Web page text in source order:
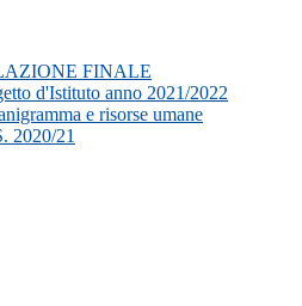
FINALE
d'Istituto anno 2021/2022
e risorse umane
2020/21